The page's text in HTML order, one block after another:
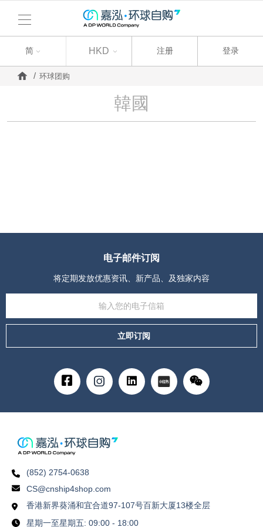
简 HKD 注册 登录
环球团购
韓國
电子邮件订阅
将定期发放优惠资讯、新产品、及独家内容
立即订阅
(852) 2754-0638
CS@cnship4shop.com
香港新界葵涌和宜合道97-107号百新大厦13楼全层
星期一至星期五: 09:00 - 18:00